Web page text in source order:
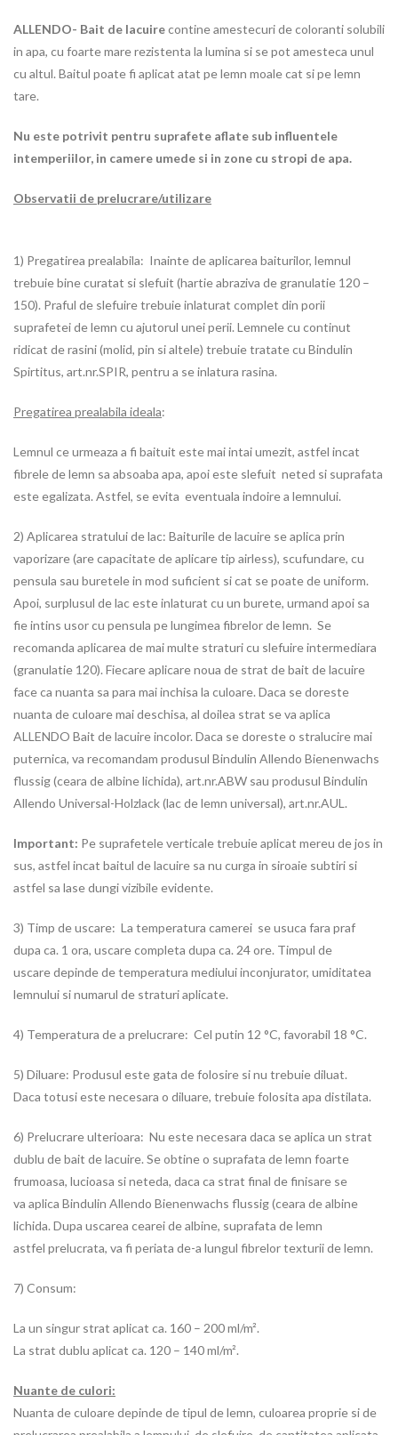
ALLENDO- Bait de lacuirecontine amestecuri de coloranti solubili
in apa, cu foarte mare rezistenta la lumina si se pot amesteca unul
cu altul. Baitul poate fi aplicat atat pe lemn moale cat si pe lemn
tare.
Nu este potrivit pentru suprafete aflate sub influentele
intemperiilor, in camere umede si in zone cu stropi de apa.
Observatii de prelucrare/utilizare
1) Pregatirea prealabila: Inainte de aplicarea baiturilor, lemnul
trebuie bine curatat si slefuit (hartie abraziva de granulatie 120 –
150). Praful de slefuire trebuie inlaturat complet din porii
suprafetei de lemn cu ajutorul unei perii. Lemnele cu continut
ridicat de rasini (molid, pin si altele) trebuie tratate cu Bindulin
Spirtitus, art.nr.SPIR, pentru a se inlatura rasina.
Pregatirea prealabila ideala:
Lemnul ce urmeaza a fi baituit este mai intai umezit, astfel incat
fibrele de lemn sa absoaba apa, apoi este slefuit neted si suprafata
este egalizata. Astfel, se evita eventuala indoire a lemnului.
2) Aplicarea stratului de lac: Baiturile de lacuire se aplica prin
vaporizare (are capacitate de aplicare tip airless), scufundare, cu
pensula sau buretele in mod suficient si cat se poate de uniform.
Apoi, surplusul de lac este inlaturat cu un burete, urmand apoi sa
fie intins usor cu pensula pe lungimea fibrelor de lemn. Se
recomanda aplicarea de mai multe straturi cu slefuire intermediara
(granulatie 120). Fiecare aplicare noua de strat de bait de lacuire
face ca nuanta sa para mai inchisa la culoare. Daca se doreste
nuanta de culoare mai deschisa, al doilea strat se va aplica
ALLENDO Bait de lacuire incolor. Daca se doreste o stralucire mai
puternica, va recomandam produsul Bindulin Allendo Bienenwachs
flussig (ceara de albine lichida), art.nr.ABW sau produsul Bindulin
Allendo Universal-Holzlack (lac de lemn universal), art.nr.AUL.
Important: Pe suprafetele verticale trebuie aplicat mereu de jos in
sus, astfel incat baitul de lacuire sa nu curga in siroaie subtiri si
astfel sa lase dungi vizibile evidente.
3) Timp de uscare: La temperatura camerei se usuca fara praf
dupa ca. 1 ora, uscare completa dupa ca. 24 ore. Timpul de
uscare depinde de temperatura mediului inconjurator, umiditatea
lemnului si numarul de straturi aplicate.
4) Temperatura de a prelucrare: Cel putin 12 °C, favorabil 18 °C.
5) Diluare: Produsul este gata de folosire si nu trebuie diluat.
Daca totusi este necesara o diluare, trebuie folosita apa distilata.
6) Prelucrare ulterioara: Nu este necesara daca se aplica un strat
dublu de bait de lacuire. Se obtine o suprafata de lemn foarte
frumoasa, lucioasa si neteda, daca ca strat final de finisare se
va aplica Bindulin Allendo Bienenwachs flussig (ceara de albine
lichida. Dupa uscarea cearei de albine, suprafata de lemn
astfel prelucrata, va fi periata de-a lungul fibrelor texturii de lemn.
7) Consum:
La un singur strat aplicat ca. 160 – 200 ml/m².
La strat dublu aplicat ca. 120 – 140 ml/m².
Nuante de culori:
Nuanta de culoare depinde de tipul de lemn, culoarea proprie si de